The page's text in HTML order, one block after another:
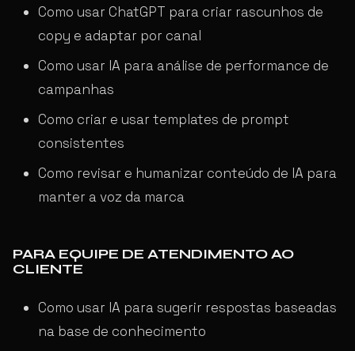
Como usar ChatGPT para criar rascunhos de
copy e adaptar por canal
Como usar IA para análise de performance de
campanhas
Como criar e usar templates de prompt
consistentes
Como revisar e humanizar conteúdo de IA para
manter a voz da marca
PARA EQUIPE DE ATENDIMENTO AO
CLIENTE
Como usar IA para sugerir respostas baseadas
na base de conhecimento